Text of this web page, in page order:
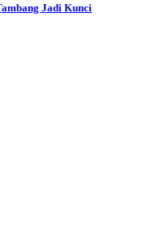
Jadi Kunci